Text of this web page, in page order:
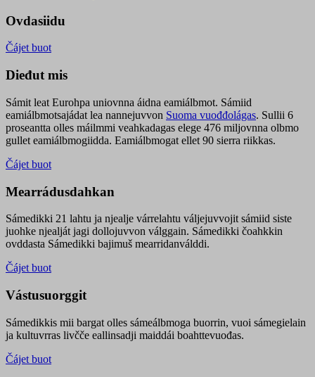
Ovdasiidu
Čájet buot
Dieđut mis
Sámit leat Eurohpa uniovnna áidna eamiálbmot. Sámiid
eamiálbmotsajádat lea nannejuvvon Suoma vuođđolágas. Sullii 6
proseantta olles máilmmi veahkadagas elege 476 miljovnna olbmo
gullet eamiálbmogiidda. Eamiálbmogat ellet 90 sierra riikkas.
Čájet buot
Mearrádusdahkan
Sámedikki 21 lahtu ja njealje várrelahtu váljejuvvojit sámiid siste
juohke njealját jagi dollojuvvon válggain. Sámedikki čoahkkin
ovddasta Sámedikki bajimuš mearridanválddi.
Čájet buot
Vástusuorggit
Sámedikkis mii bargat olles sámeálbmoga buorrin, vuoi sámegielain
ja kultuvrras livčče eallinsadji maiddái boahttevuođas.
Čájet buot